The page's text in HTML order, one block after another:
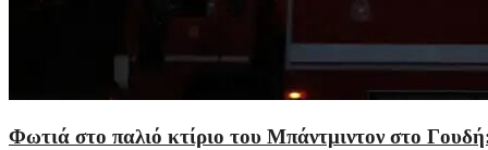
Φωτιά στο παλιό κτίριο του Μπάντμιντον στο